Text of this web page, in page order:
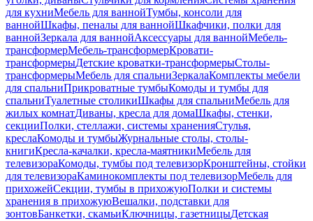
для кухниМебель для ваннойТумбы, консоли для
ваннойШкафы, пеналы для ваннойШкафчики, полки для
ваннойЗеркала для ваннойАксессуары для ваннойМебель-
трансформерМебель-трансформерКровати-
трансформерыДетские кроватки-трансформерыСтолы-
трансформерыМебель для спальниЗеркалаКомплекты мебели
для спальниПрикроватные тумбыКомоды и тумбы для
спальниТуалетные столикиШкафы для спальниМебель для
жилых комнатДиваны, кресла для домаШкафы, стенки,
секцииПолки, стеллажи, системы храненияСтулья,
креслаКомоды и тумбыЖурнальные столы, столы-
книгиКресла-качалки, кресла-маятникиМебель для
телевизораКомоды, тумбы под телевизорКронштейны, стойки
для телевизораКаминокомплекты под телевизорМебель для
прихожейСекции, тумбы в прихожуюПолки и системы
хранения в прихожуюВешалки, подставки для
зонтовБанкетки, скамьиКлючницы, газетницыДетская